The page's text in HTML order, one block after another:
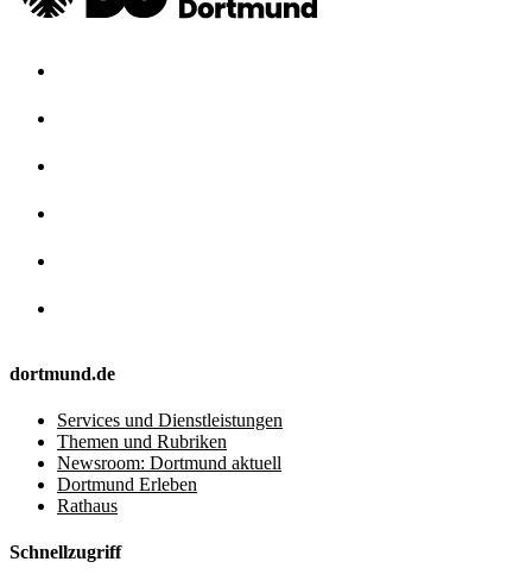
dortmund.de
Services und Dienstleistungen
Themen und Rubriken
Newsroom: Dortmund aktuell
Dortmund Erleben
Rathaus
Schnellzugriff